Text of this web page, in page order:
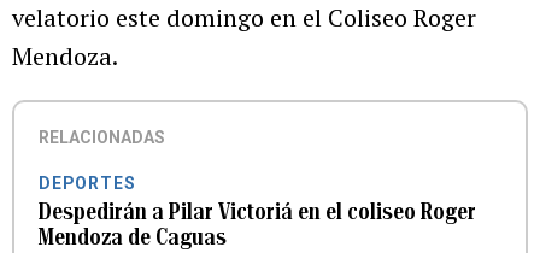
velatorio este domingo en el Coliseo Roger
Mendoza.
RELACIONADAS
DEPORTES
Despedirán a Pilar Victoriá en el coliseo Roger
Mendoza de Caguas